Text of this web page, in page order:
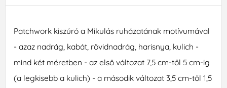
Patchwork kiszúró a Mikulás ruházatának motívumával
- azaz nadrág, kabát, rövidnadrág, harisnya, kulich -
mind két méretben - az első változat 7,5 cm-től 5 cm-ig
(a legkisebb a kulich) - a második változat 3,5 cm-től 1,5